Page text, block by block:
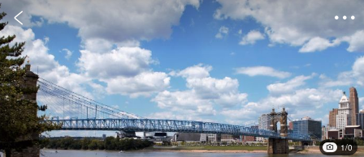
 
1/0